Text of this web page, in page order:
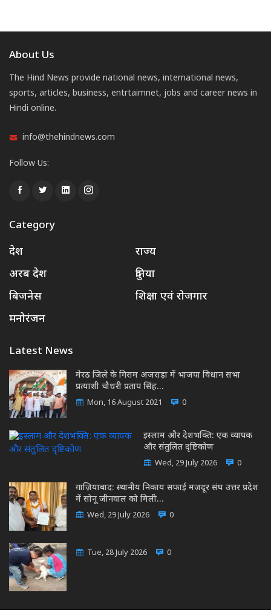
About Us
The Hind News provide national news, international news,
sports, articles, business, entrtaimnet, jobs and career news in
Hindi online.
info@thehindnews.com
Follow Us:
Category
देश
राज्य
अरब देश
दुनिया
बिजनेस
शिक्षा एवं रोजगार
मनोरंजन
Latest News
मेरठ जिले के गिराम अजराड़ा में भाजपा विधान सभा
प्रत्याशी चौधरी प्रताप सिंह…
Mon, 16 August 2021 0
इस्लाम और देशभक्ति: एक व्यापक
और संतुलित दृष्टिकोण
Wed, 29 July 2026 0
ग़ाज़ियाबाद: स्थानीय निकाय सफाई मजदूर संघ उत्तर प्रदेश
में सोनू जीनवाल को मिली…
Wed, 29 July 2026 0
Tue, 28 July 2026 0